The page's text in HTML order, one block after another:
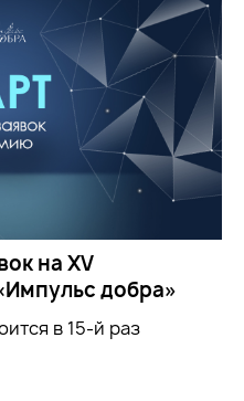
на XV
добра»
в 15-й раз